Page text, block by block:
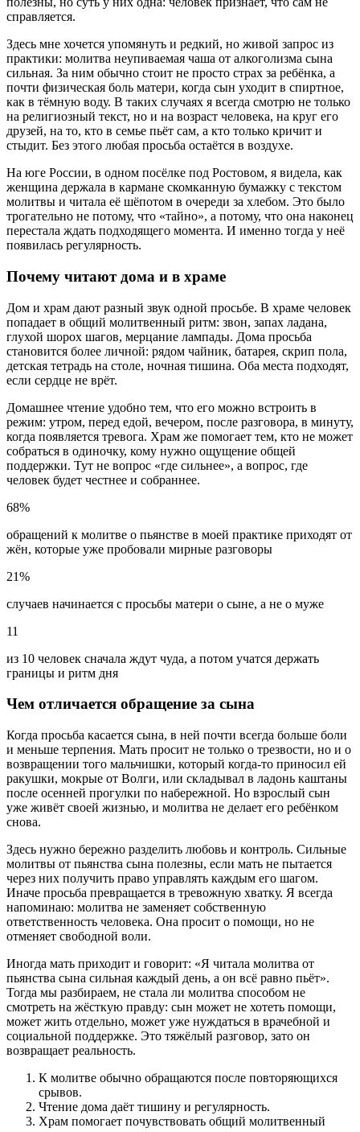
справляется.
Здесь мне хочется упомянуть и редкий, но живой запрос из
практики: молитва неупиваемая чаша от алкоголизма сына
сильная. За ним обычно стоит не просто страх за ребёнка, а
почти физическая боль матери, когда сын уходит в спиртное,
как в тёмную воду. В таких случаях я всегда смотрю не только
на религиозный текст, но и на возраст человека, на круг его
друзей, на то, кто в семье пьёт сам, а кто только кричит и
стыдит. Без этого любая просьба остаётся в воздухе.
На юге России, в одном посёлке под Ростовом, я видела, как
женщина держала в кармане скомканную бумажку с текстом
молитвы и читала её шёпотом в очереди за хлебом. Это было
трогательно не потому, что «тайно», а потому, что она наконец
перестала ждать подходящего момента. И именно тогда у неё
появилась регулярность.
Почему читают дома и в храме
Дом и храм дают разный звук одной просьбе. В храме человек
попадает в общий молитвенный ритм: звон, запах ладана,
глухой шорох шагов, мерцание лампады. Дома просьба
становится более личной: рядом чайник, батарея, скрип пола,
детская тетрадь на столе, ночная тишина. Оба места подходят,
если сердце не врёт.
Домашнее чтение удобно тем, что его можно встроить в
режим: утром, перед едой, вечером, после разговора, в минуту,
когда появляется тревога. Храм же помогает тем, кто не может
собраться в одиночку, кому нужно ощущение общей
поддержки. Тут не вопрос «где сильнее», а вопрос, где
человек будет честнее и собраннее.
68%
обращений к молитве о пьянстве в моей практике приходят от
жён, которые уже пробовали мирные разговоры
21%
случаев начинается с просьбы матери о сыне, а не о муже
11
из 10 человек сначала ждут чуда, а потом учатся держать
границы и ритм дня
Чем отличается обращение за сына
Когда просьба касается сына, в ней почти всегда больше боли
и меньше терпения. Мать просит не только о трезвости, но и о
возвращении того мальчишки, который когда-то приносил ей
ракушки, мокрые от Волги, или складывал в ладонь каштаны
после осенней прогулки по набережной. Но взрослый сын
уже живёт своей жизнью, и молитва не делает его ребёнком
снова.
Здесь нужно бережно разделить любовь и контроль. Сильные
молитвы от пьянства сына полезны, если мать не пытается
через них получить право управлять каждым его шагом.
Иначе просьба превращается в тревожную хватку. Я всегда
напоминаю: молитва не заменяет собственную
ответственность человека. Она просит о помощи, но не
отменяет свободной воли.
Иногда мать приходит и говорит: «Я читала молитва от
пьянства сына сильная каждый день, а он всё равно пьёт».
Тогда мы разбираем, не стала ли молитва способом не
смотреть на жёсткую правду: сын может не хотеть помощи,
может жить отдельно, может уже нуждаться в врачебной и
социальной поддержке. Это тяжёлый разговор, зато он
возвращает реальность.
К молитве обычно обращаются после повторяющихся
срывов.
Чтение дома даёт тишину и регулярность.
Храм помогает почувствовать общий молитвенный